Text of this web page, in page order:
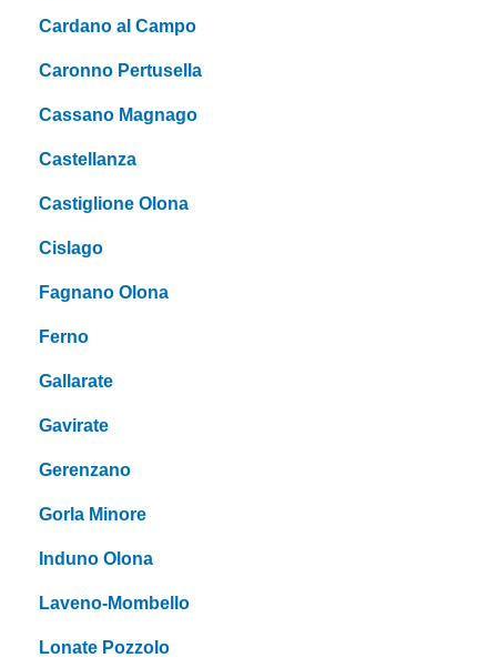
Cardano al Campo
Caronno Pertusella
Cassano Magnago
Castellanza
Castiglione Olona
Cislago
Fagnano Olona
Ferno
Gallarate
Gavirate
Gerenzano
Gorla Minore
Induno Olona
Laveno-Mombello
Lonate Pozzolo